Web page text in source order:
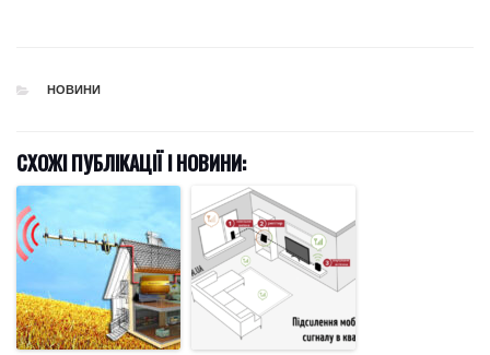
CATEGORIES
НОВИНИ
СХОЖІ ПУБЛІКАЦІЇ І НОВИНИ: